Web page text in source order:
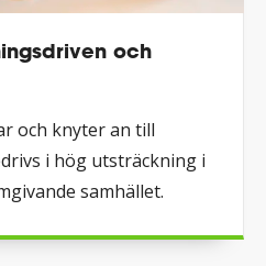
och
och knyter an till
i hög utsträckning i
samhället.